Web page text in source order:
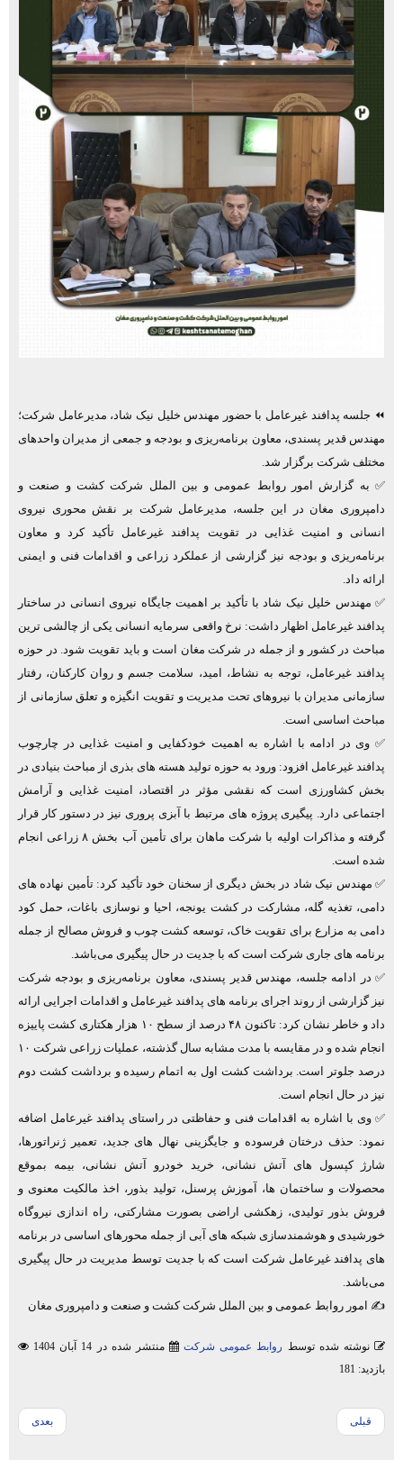
⏪ جلسه پدافند غیرعامل با حضور مهندس خلیل نیک ‌شاد، مدیرعامل شرکت؛
مهندس قدیر پسندی، معاون برنامه‌ریزی و بودجه و جمعی از مدیران واحدهای
مختلف شرکت برگزار شد.
✅ به گزارش امور روابط عمومی و بین الملل شرکت کشت و صنعت و
دامپروری مغان در این جلسه، مدیرعامل شرکت بر نقش محوری نیروی
انسانی و امنیت غذایی در تقویت پدافند غیرعامل تأکید کرد و معاون
برنامه‌ریزی و بودجه نیز گزارشی از عملکرد زراعی و اقدامات فنی و ایمنی
ارائه داد.
✅ مهندس خلیل نیک ‌شاد با تأکید بر اهمیت جایگاه نیروی انسانی در ساختار
پدافند غیرعامل اظهار داشت: نرخ واقعی سرمایه انسانی یکی از چالشی‌ ترین
مباحث در کشور و از جمله در شرکت مغان است و باید تقویت شود. در حوزه
پدافند غیرعامل، توجه به نشاط، امید، سلامت جسم و روان کارکنان، رفتار
سازمانی مدیران با نیروهای تحت مدیریت و تقویت انگیزه و تعلق سازمانی از
مباحث اساسی است.
✅ وی در ادامه با اشاره به اهمیت خودکفایی و امنیت غذایی در چارچوب
پدافند غیرعامل افزود: ورود به حوزه تولید هسته‌ های بذری از مباحث بنیادی در
بخش کشاورزی است که نقشی مؤثر در اقتصاد، امنیت غذایی و آرامش
اجتماعی دارد. پیگیری پروژه‌ های مرتبط با آبزی ‌پروری نیز در دستور کار قرار
گرفته و مذاکرات اولیه با شرکت ماهان برای تأمین آب بخش ۸ زراعی انجام
شده است.
✅ مهندس نیک شاد در بخش دیگری از سخنان خود تأکید کرد: تأمین نهاده ‌های
دامی، تغذیه گله، مشارکت در کشت یونجه، احیا و نوسازی باغات، حمل کود
دامی به مزارع برای تقویت خاک، توسعه کشت چوب و فروش مصالح از جمله
برنامه ‌های جاری شرکت است که با جدیت در حال پیگیری می‌باشد.
✅ در ادامه جلسه، مهندس قدیر پسندی، معاون برنامه‌ریزی و بودجه شرکت
نیز گزارشی از روند اجرای برنامه ‌های پدافند غیرعامل و اقدامات اجرایی ارائه
داد و خاطر نشان کرد: تاکنون ۴۸ درصد از سطح ۱۰ هزار هکتاری کشت پاییزه
انجام شده و در مقایسه با مدت مشابه سال گذشته، عملیات زراعی شرکت ۱۰
درصد جلوتر است. برداشت کشت اول به اتمام رسیده و برداشت کشت دوم
نیز در حال انجام است.
✅ وی با اشاره به اقدامات فنی و حفاظتی در راستای پدافند غیرعامل اضافه
نمود: حذف درختان فرسوده و جایگزینی نهال ‌های جدید، تعمیر ژنراتورها،
شارژ کپسول‌ های آتش ‌نشانی، خرید خودرو آتش‌ نشانی، بیمه بموقع
محصولات و ساختمان ‌ها، آموزش پرسنل، تولید بذور، اخذ مالکیت معنوی و
فروش بذور تولیدی، زهکشی اراضی بصورت مشارکتی، راه ‌اندازی نیروگاه
خورشیدی و هوشمندسازی شبکه ‌های آبی از جمله محورهای اساسی در برنامه
‌های پدافند غیرعامل شرکت است که با جدیت توسط مدیریت در حال پیگیری
می‌باشد.
✍️ امور روابط عمومی و بین الملل شرکت کشت و صنعت و دامپروری مغان
نوشته شده توسط روابط عمومی شرکت
منتشر شده در 14 آبان 1404
بازدید: 181
قبلی بعدی